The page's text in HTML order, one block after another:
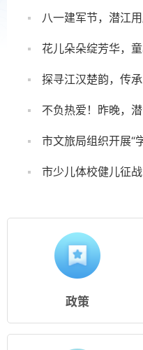
八一建军节，潜江用
不负热爱！昨晚，
政策